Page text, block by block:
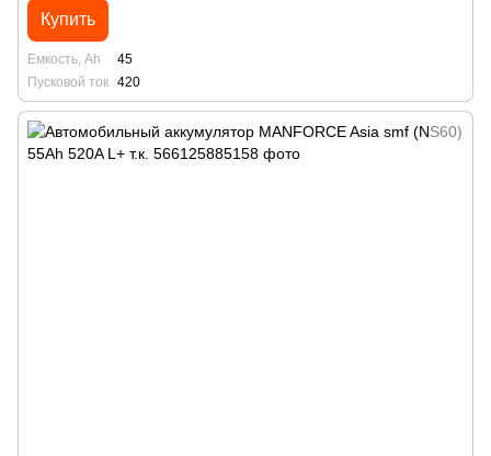
Купить
Емкость, Ah
45
Пусковой ток 420